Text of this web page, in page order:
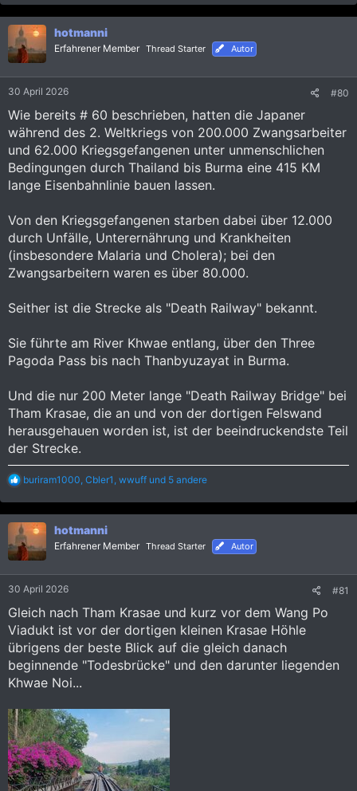
a
k
t
i
o
n
hotmanni
Erfahrener Member Thread Starter Autor
30 April 2026 #80
Wie bereits # 60 beschrieben, hatten die Japaner
während des 2. Weltkriegs von 200.000 Zwangsarbeiter
und 62.000 Kriegsgefangenen unter unmenschlichen
Bedingungen durch Thailand bis Burma eine 415 KM
lange Eisenbahnlinie bauen lassen.
Von den Kriegsgefangenen starben dabei über 12.000
durch Unfälle, Unterernährung und Krankheiten
(insbesondere Malaria und Cholera); bei den
Zwangsarbeitern waren es über 80.000.
Seither ist die Strecke als "Death Railway" bekannt.
Sie führte am River Khwae entlang, über den Three
Pagoda Pass bis nach Thanbyuzayat in Burma.
Und die nur 200 Meter lange "Death Railway Bridge" bei
Tham Krasae, die an und von der dortigen Felswand
herausgehauen worden ist, ist der beeindruckendste Teil
der Strecke.
R
a
k
t
i
o
n
buriram1000, Cbler1 , wwuff und 5 andere
hotmanni
Erfahrener Member Thread Starter Autor
30 April 2026 #81
Gleich nach Tham Krasae und kurz vor dem Wang Po
Viadukt ist vor der dortigen kleinen Krasae Höhle
übrigens der beste Blick auf die gleich danach
beginnende "Todesbrücke" und den darunter liegenden
Khwae Noi...